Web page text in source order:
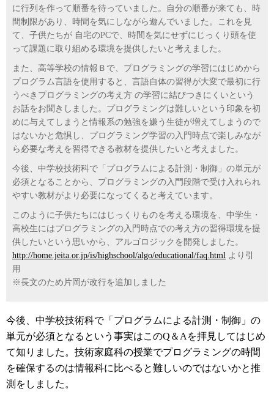
に行列を作って順番を待っていました。自分の順番が来ても、時
間制限があり、時間を気にしながら遊んでいました。これを見
て、子供たちが 自宅のPCで、時間を気にせずにじっくり頭を使
って課題に取り組める環境を提供したいと考えました。
また、高等学校の情報Ｂで、プログラミングの学習にはじめから
プログラム言語を使用すると、言語自体の習得が大変で最初に行
うべきプログラミングの考え方 の学習に結びつきにくいという
お話をお聞きしました。プログラミングは難しいという印象を初
めに与えてしまうと情報系の勉強を嫌う生徒が増えてしまうので
はないかと危惧し、プログラミング学習の入門時点で楽しみなが
ら必要な考えを習得できる教材を提供したいと考えました。
今後、中学校技術科で「プログラムによる計測・制御」の単元が
必須となることから、プログラミングの入門段階で受け入れられ
やすい教材がより必要になってくると考えています。
このように子供たちにはじっくりものを考える環境を、中学生・
高校生にはプログラミングの入門時点での考え方の習得環境を提
供したいという思いから、アルゴロジックを開発しました。
http://home.jeita.or.jp/is/highschool/algo/educational/faq.html より引
用
※長文のため片岡が改行を追加しました
今後、中学校技術科で「プログラムによる計測・制御」の
単元が必須となるという事実はこのQ＆Aを拝見してはじめ
て知りました。技術家庭科の授業でプログラミングの時間
を確保するのは情報科に比べると難しいのではないかと推
測をしました。